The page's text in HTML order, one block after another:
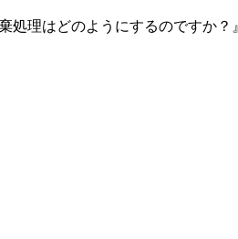
処理はどのようにするのですか